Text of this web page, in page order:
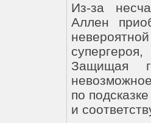
Из-за
Аллен
Защищая
по
и